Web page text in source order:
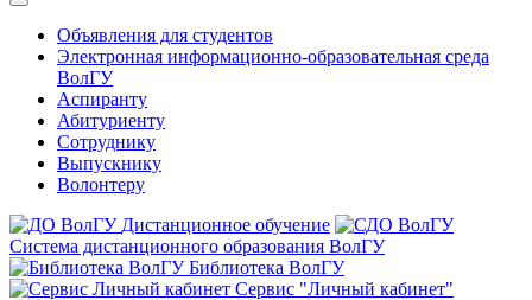
Объявления для студентов
Электронная информационно-образовательная среда
ВолГУ
Аспиранту
Абитуриенту
Сотруднику
Выпускнику
Волонтеру
Дистанционное обучение
Система дистанционного образования ВолГУ
Библиотека ВолГУ
Сервис "Личный кабинет"